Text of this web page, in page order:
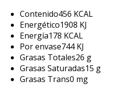
Contenido456 KCAL
Energético1908 KJ
Energía178 KCAL
Por envase744 KJ
Grasas Totales26 g
Grasas Saturadas15 g
Grasas Trans0 mg